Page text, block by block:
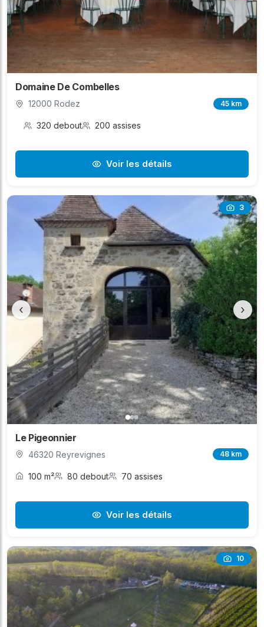
Domaine De Combelles
12000 Rodez 45 km
320 debout 200 assises
Voir les détails
3
‹ ›
Le Pigeonnier
46320 Reyrevignes 48 km
100 m² 80 debout 70 assises
Voir les détails
10